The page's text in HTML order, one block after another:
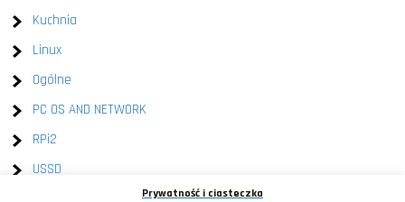
Kuchnia
Linux
Ogólne
PC OS AND NETWORK
RPi2
USSD
Prywatność i ciasteczka